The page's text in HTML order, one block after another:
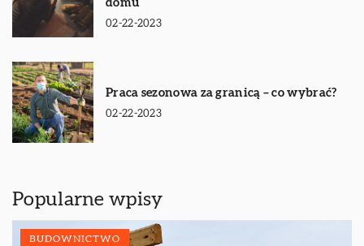
domu
02-22-2023
Praca sezonowa za granicą – co wybrać?
02-22-2023
Popularne wpisy
BUDOWNICTWO